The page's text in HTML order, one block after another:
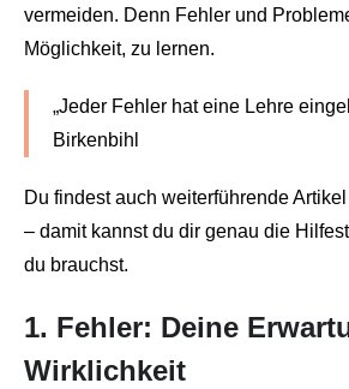
vermeiden. Denn Fehler und
Möglichkeit, zu lernen.
„Jeder Fehler hat eine Lehre
Birkenbihl
Du findest auch weiterführende
– damit kannst du dir genau die
du brauchst.
1. Fehler: Deine
Wirklichkeit